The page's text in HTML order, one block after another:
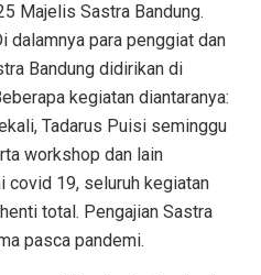
Majelis Sastra Bandung.
dalamnya para penggiat dan
Bandung didirikan di
kegiatan diantaranya:
Tadarus Puisi seminggu
workshop dan lain
covid 19, seluruh kegiatan
total. Pengajian Sastra
pasca pandemi.